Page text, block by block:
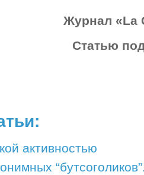
Журнал «La
Статью
активностью